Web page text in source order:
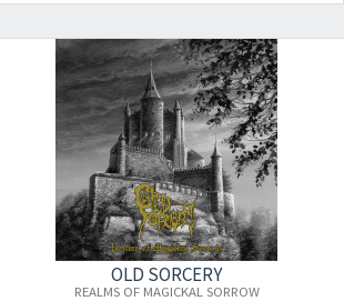
OLD SORCERY
REALMS OF MAGICKAL SORROW